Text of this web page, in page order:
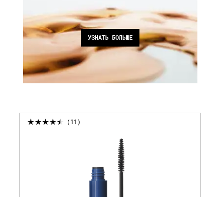
УЗНАТЬ БОЛЬШЕ
11